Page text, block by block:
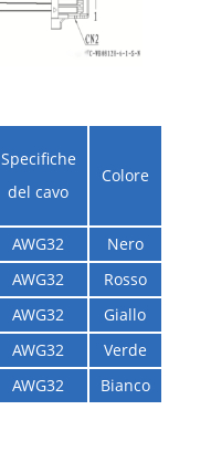
Specifiche
del cavo
Colore
AWG32
Nero
AWG32
Rosso
AWG32
Giallo
AWG32
Verde
AWG32 Bianco